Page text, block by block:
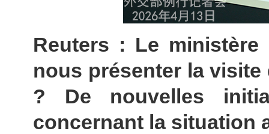
Reuters : Le
nous présenter la visite
? De nouvelles
concernant la situation